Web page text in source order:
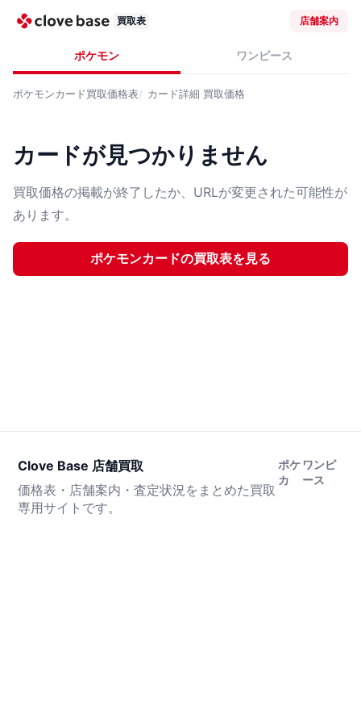
買取表 店舗案内
ポケモン ワンピース
ポケモンカード買取価格表 カード詳細 買取価格
カードが見つかりません
買取価格の掲載が終了したか、URLが変更された可能性が
あります。
ポケモンカードの買取表を見る
Clove Base 店舗買取
価格表・店舗案内・査定状況をまとめた買取
専用サイトです。
ポケ
カ
ワンピ
ース